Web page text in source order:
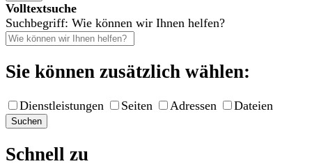
Volltextsuche
Suchbegriff: Wie können wir Ihnen helfen?
Sie können zusätzlich wählen:
Dienstleistungen Seiten Adressen Dateien
Suchen
Schnell zu